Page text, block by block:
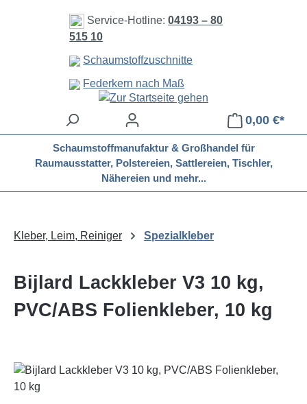
Zum Hauptinhalt springen
Service-Hotline:04193 – 80
515 10
Schaumstoffzuschnitte
Federkern nach Maß
0,00 €*
Schaumstoffmanufaktur & Großhandel für
Raumausstatter, Polstereien, Sattlereien, Tischler,
Nähereien und mehr...
Kleber, Leim, Reiniger Spezialkleber
Bijlard Lackkleber V3 10 kg,
PVC/ABS Folienkleber, 10 kg
Bildergalerie überspringen